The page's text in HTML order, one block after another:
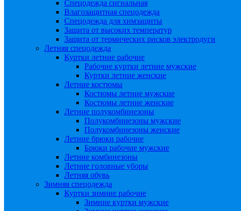
Спецодежда сигнальная
Влагозащитная спецодежда
Спецодежда для химзащиты
Защита от высоких температур
Защита от термических рисков электродуги
Летняя спецодежда
Куртки летние рабочие
Рабочие куртки летние мужские
Куртки летние женские
Летние костюмы
Костюмы летние мужские
Костюмы летние женские
Летние полукомбинезоны
Полукомбинезоны мужские
Полукомбинезоны женские
Летние брюки рабочие
Брюки рабочие мужские
Летние комбинезоны
Летние головные уборы
Летняя обувь
Зимняя спецодежда
Куртки зимние рабочие
Зимние куртки мужские